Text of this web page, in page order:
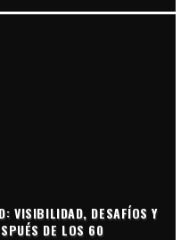
VISIBILIDAD, DESAFÍOS Y
DE LOS 60